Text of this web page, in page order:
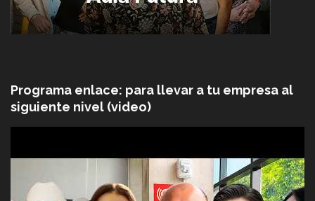
Programa enlace: para llevar a tu empresa al
siguiente nivel (video)